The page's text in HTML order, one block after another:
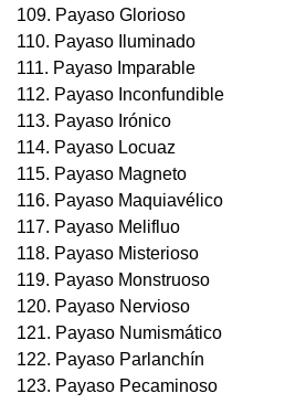
109. Payaso Glorioso
110. Payaso Iluminado
111. Payaso Imparable
112. Payaso Inconfundible
113. Payaso Irónico
114. Payaso Locuaz
115. Payaso Magneto
116. Payaso Maquiavélico
117. Payaso Melifluo
118. Payaso Misterioso
119. Payaso Monstruoso
120. Payaso Nervioso
121. Payaso Numismático
122. Payaso Parlanchín
123. Payaso Pecaminoso